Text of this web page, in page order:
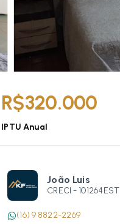
R$320.000
IPTU Anual
João Luis
CRECI - 101264EST
(16) 9 8822-2269